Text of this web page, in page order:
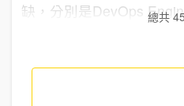
缺，分別是DevOps 總共